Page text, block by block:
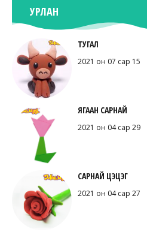
УРЛАН
ТУГАЛ
2021 он 07 сар 15
ЯГААН САРНАЙ
2021 он 04 сар 29
САРНАЙ ЦЭЦЭГ
2021 он 04 сар 27